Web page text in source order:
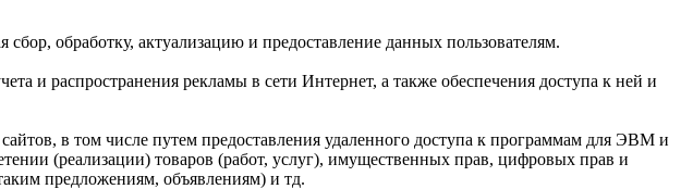
обработку, актуализацию и предоставление данных пользователям.
и распространения рекламы в сети Интернет, а также обеспечения доступа к ней и
в том числе путем предоставления удаленного доступа к программам для ЭВМ и
(реализации) товаров (работ, услуг), имущественных прав, цифровых прав и
предложениям, объявлениям) и тд.